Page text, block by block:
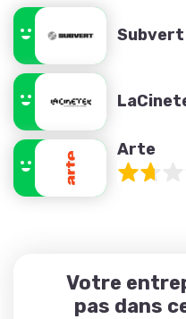
Subvert
Arte
Votre
pas dans